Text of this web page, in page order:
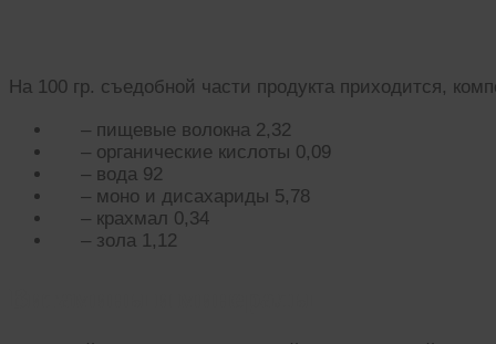
На 100 гр. съедобной части продукта приходится,
– пищевые волокна 2,32
– органические кислоты 0,09
– вода 92
– моно и дисахариды 5,78
– крахмал 0,34
– зола 1,12